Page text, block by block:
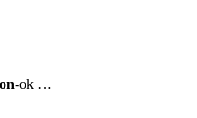
-ok …